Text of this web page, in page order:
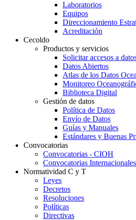
Laboratorios
Equipos
Direccionamiento
Acreditación
Cecoldo
Productos y servicios
Solicitar accesos a
Datos Abiertos
Atlas de los Datos
Monitoreo
Biblioteca Digital
Gestión de datos
Política de Datos
Envío de Datos
Guías y Manuales
Estándares y Buenas
Convocatorias
Convocatorias - CIOH
Convocatorias Internacionales
Normatividad C y T
Leyes
Decretos
Resoluciones
Políticas
Directivas